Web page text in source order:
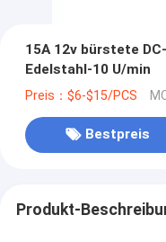
15A 12v bürstete
Edelstahl-10 U/min
Preis：$6-$15/PCS
Bestpreis
Produkt-